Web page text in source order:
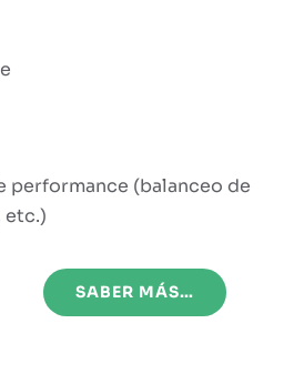
performance (balanceo de
etc.)
SABER MÁS…